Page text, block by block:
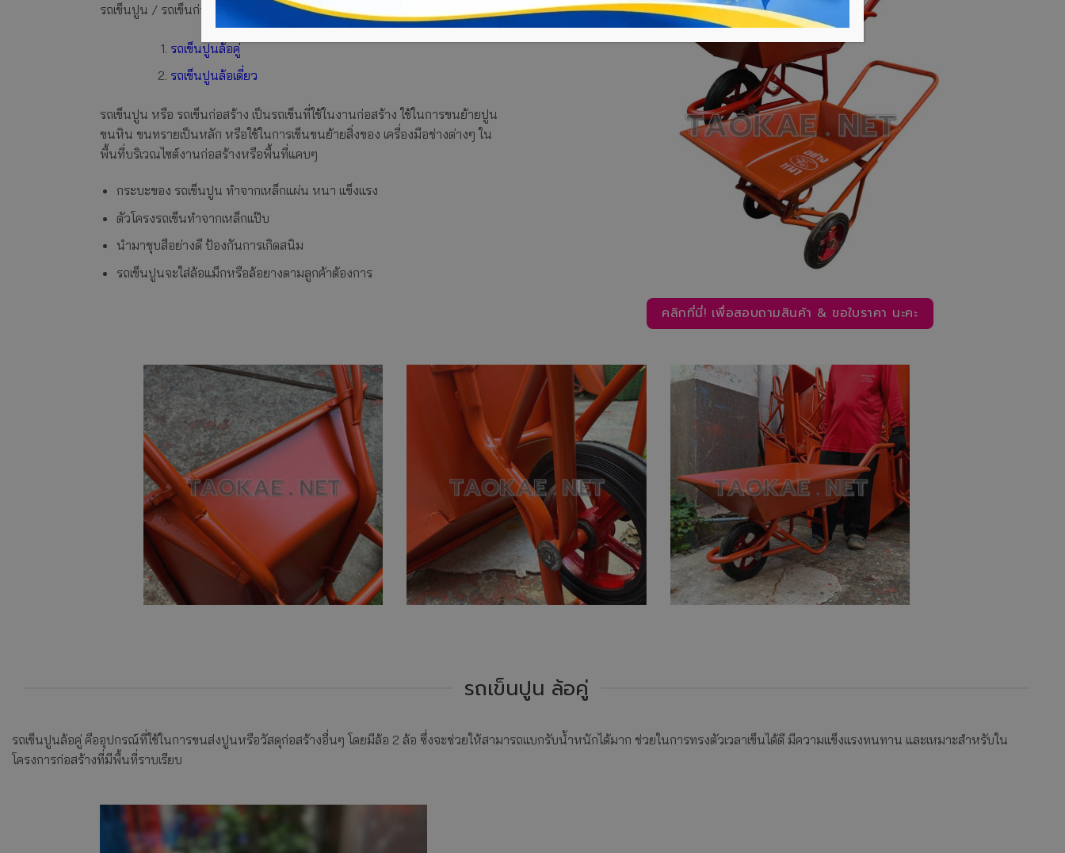
รถเข็นปูน / รถเข็นก่อสร้าง (Barrow) ของเราแบ่งเป็น 2 ประเภทหลักๆ คือ
รถเข็นปูนล้อคู่
รถเข็นปูนล้อเดี่ยว
รถเข็นปูน หรือ รถเข็นก่อสร้าง เป็นรถเข็นที่ใช้ในงานก่อสร้าง ใช้ในการขนย้ายปูน
ขนหิน ขนทรายเป็นหลัก หรือใช้ในการเข็นขนย้ายสิ่งของ เครื่องมือช่างต่างๆ ใน
พื้นที่บริเวณไซต์งานก่อสร้างหรือพื้นที่แคบๆ
กระบะของ รถเข็นปูน ทำจากเหล็กแผ่น หนา แข็งแรง
ตัวโครงรถเข็นทำจากเหล็กแป๊บ
นำมาชุบสีอย่างดี ป้องกันการเกิดสนิม
รถเข็นปูนจะใส่ล้อแม็กหรือล้อยางตามลูกค้าต้องการ
คลิกที่นี่! เพื่อสอบถามสินค้า & ขอใบราคา นะคะ
รถเข็นปูน ล้อคู่
รถเข็นปูนล้อคู่ คืออุปกรณ์ที่ใช้ในการขนส่งปูนหรือวัสดุก่อสร้างอื่นๆ โดยมีล้อ 2 ล้อ ซึ่งจะช่วยให้สามารถแบกรับน้ำหนักได้มาก ช่วยในการทรงตัวเวลาเข็นได้ดี มีความแข็งแรงทนทาน และเหมาะสำหรับใน
โครงการก่อสร้างที่มีพื้นที่ราบเรียบ